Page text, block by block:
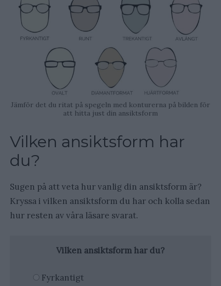
Jämför det du ritat på spegeln med konturerna på bilden för
att hitta just din ansiktsform
Vilken ansiktsform har
du?
Sugen på att veta hur vanlig din ansiktsform är?
Kryssa i vilken ansiktsform du har och kolla sedan
hur resten av våra läsare svarat.
Vilken ansiktsform har du?
Fyrkantigt